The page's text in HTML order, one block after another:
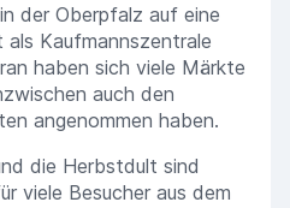
der Oberpfalz auf eine
als Kaufmannszentrale
haben sich viele Märkte
auch den
angenommen haben.
die Herbstdult sind
viele Besucher aus dem